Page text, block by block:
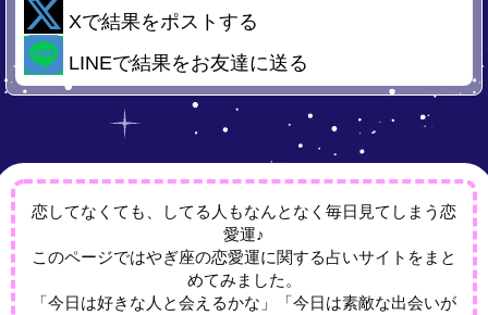
Xで結果をポストする
LINEで結果をお友達に送る
恋してなくても、してる人もなんとなく毎日見てしまう恋
愛運♪
このページではやぎ座の恋愛運に関する占いサイトをまと
めてみました。
「今日は好きな人と会えるかな」「今日は素敵な出会いが